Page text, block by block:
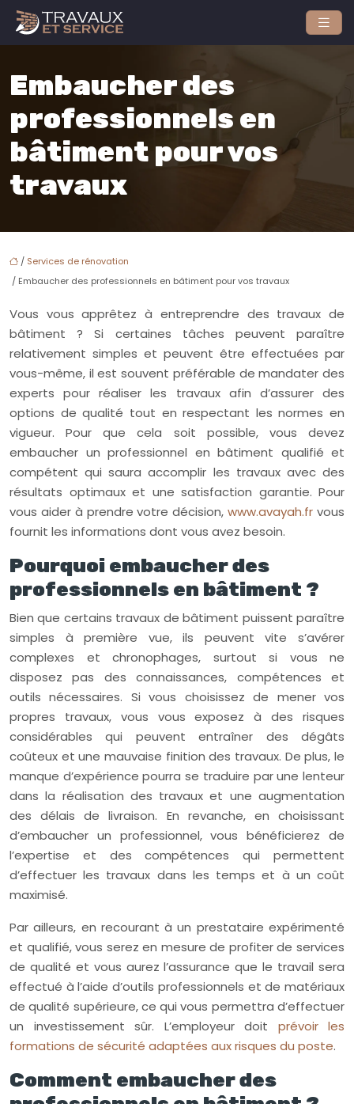
Embaucher des
professionnels en
bâtiment pour vos
travaux
/ Services de rénovation
/ Embaucher des professionnels en bâtiment pour vos travaux
Vous vous apprêtez à entreprendre des travaux de
bâtiment ? Si certaines tâches peuvent paraître
relativement simples et peuvent être effectuées par
vous-même, il est souvent préférable de mandater des
experts pour réaliser les travaux afin d’assurer des
options de qualité tout en respectant les normes en
vigueur. Pour que cela soit possible, vous devez
embaucher un professionnel en bâtiment qualifié et
compétent qui saura accomplir les travaux avec des
résultats optimaux et une satisfaction garantie. Pour
vous aider à prendre votre décision,www.avayah.fr vous
fournit les informations dont vous avez besoin.
Pourquoi embaucher des
professionnels en bâtiment ?
Bien que certains travaux de bâtiment puissent paraître
simples à première vue, ils peuvent vite s’avérer
complexes et chronophages, surtout si vous ne
disposez pas des connaissances, compétences et
outils nécessaires. Si vous choisissez de mener vos
propres travaux, vous vous exposez à des risques
considérables qui peuvent entraîner des dégâts
coûteux et une mauvaise finition des travaux. De plus, le
manque d’expérience pourra se traduire par une lenteur
dans la réalisation des travaux et une augmentation
des délais de livraison. En revanche, en choisissant
d’embaucher un professionnel, vous bénéficierez de
l’expertise et des compétences qui permettent
d’effectuer les travaux dans les temps et à un coût
maximisé.
Par ailleurs, en recourant à un prestataire expérimenté
et qualifié, vous serez en mesure de profiter de services
de qualité et vous aurez l’assurance que le travail sera
effectué à l’aide d’outils professionnels et de matériaux
de qualité supérieure, ce qui vous permettra d’effectuer
un investissement sûr. L’employeur doit prévoir les
formations de sécurité adaptées aux risques du poste.
Comment embaucher des